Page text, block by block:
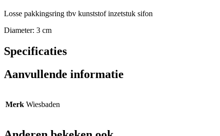
Losse pakkingsring tbv kunststof inzetstuk sifon
Diameter: 3 cm
Specificaties
Aanvullende informatie
Merk Wiesbaden